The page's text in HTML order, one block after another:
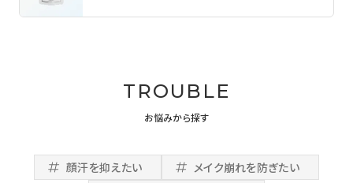
TROUBLE
お悩みから探す
顔汗を抑えたい
メイク崩れを防ぎたい